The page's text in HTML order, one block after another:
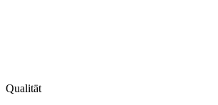
Qualität